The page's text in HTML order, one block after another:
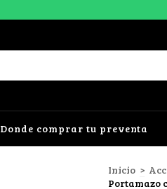
Donde comprar tu preventa
Inicio >
Portamazo